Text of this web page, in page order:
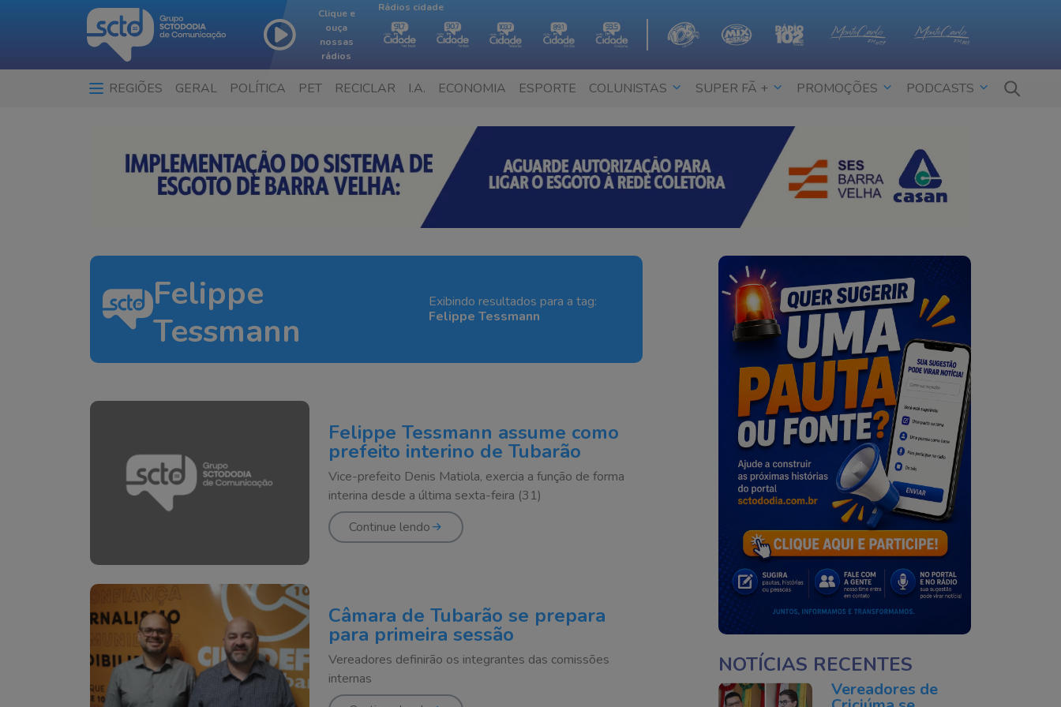
Clique e
ouça
nossas
rádios
Rádios cidade
REGIÕES GERAL POLÍTICA PET RECICLAR I.A. ECONOMIA ESPORTE COLUNISTAS SUPER FÃ + PROMOÇÕES PODCASTS
Felippe
Tessmann
Exibindo resultados para a tag:
Felippe Tessmann
Felippe Tessmann assume como
prefeito interino de Tubarão
Vice-prefeito Denis Matiola, exercia a função de forma
interina desde a última sexta-feira (31)
Continue lendo
Câmara de Tubarão se prepara
para primeira sessão
Vereadores definirão os integrantes das comissões
internas
NOTÍCIAS RECENTES
Vereadores de